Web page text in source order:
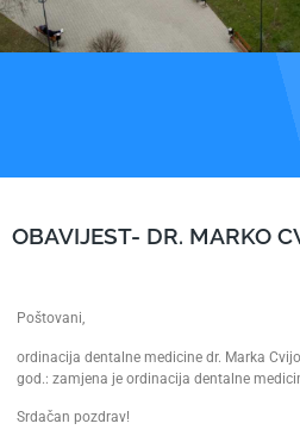
OBAVIJEST- DR. MARKO
Poštovani,
ordinacija dentalne medicine dr. Marka
god.: zamjena je ordinacija dentalne
Srdačan pozdrav!